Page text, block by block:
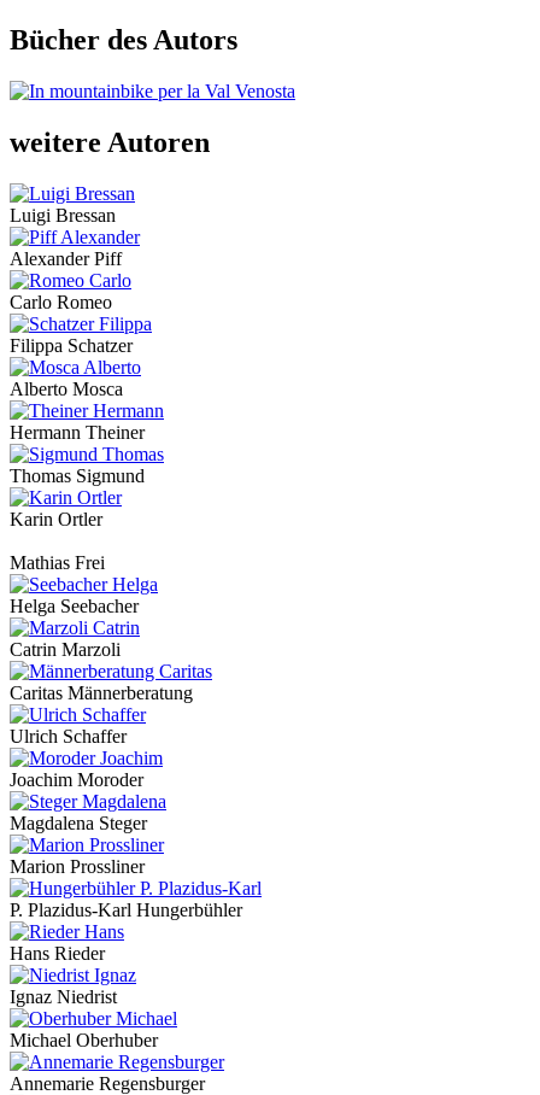
Bücher des Autors
weitere Autoren
Luigi Bressan
Alexander Piff
Carlo Romeo
Filippa Schatzer
Alberto Mosca
Hermann Theiner
Thomas Sigmund
Karin Ortler
Mathias Frei
Helga Seebacher
Catrin Marzoli
Caritas Männerberatung
Ulrich Schaffer
Joachim Moroder
Magdalena Steger
Marion Prossliner
P. Plazidus-Karl Hungerbühler
Hans Rieder
Ignaz Niedrist
Michael Oberhuber
Annemarie Regensburger